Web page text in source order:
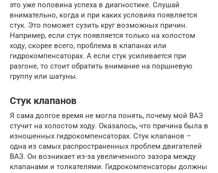
это уже половина успеха в диагностике. Слушай
внимательно, когда и при каких условиях появляется
стук. Это поможет сузить круг возможных причин.
Например, если стук появляется только на холостом
ходу, скорее всего, проблема в клапанах или
гидрокомпенсаторах. А если стук усиливается при
разгоне, то стоит обратить внимание на поршневую
группу или шатуны.
Стук клапанов
Я сама долгое время не могла понять, почему мой ВАЗ
стучит на холостом ходу. Оказалось, что причина была в
изношенных гидрокомпенсаторах. Стук клапанов –
одна из самых распространенных проблем двигателей
ВАЗ. Он возникает из-за увеличенного зазора между
клапанами и толкателями. Гидрокомпенсаторы должны